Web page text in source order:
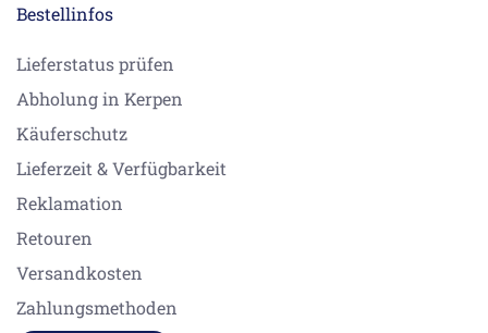
Bestellinfos
Lieferstatus prüfen
Abholung in Kerpen
Käuferschutz
Lieferzeit & Verfügbarkeit
Reklamation
Retouren
Versandkosten
Zahlungsmethoden